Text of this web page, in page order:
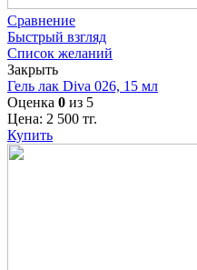
Сравнение
Быстрый взгляд
Список желаний
Закрыть
Гель лак Diva 026, 15 мл
Оценка 0 из 5
Цена: 2 500 тг.
Купить